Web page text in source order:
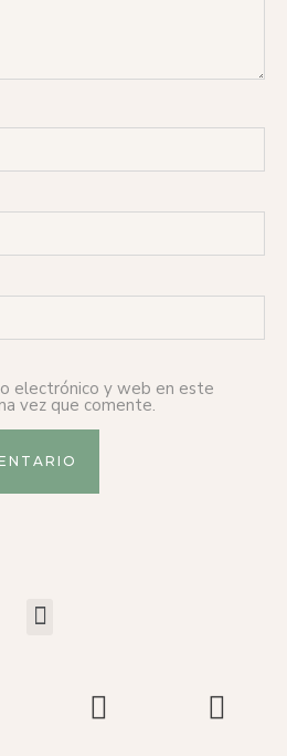
electrónico y web en este
vez que comente.